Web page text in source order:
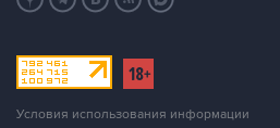
Условия использования информации